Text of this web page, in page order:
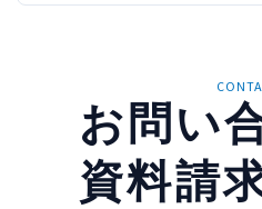
お問い
資料請